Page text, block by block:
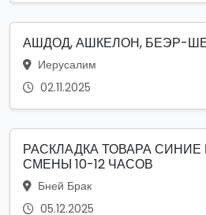
АШДОД, АШКЕЛОН, БЕЭР-
Иерусалим
02.11.2025
РАСКЛАДКА ТОВАРА
СМЕНЫ 10-12 ЧАСОВ
Бней Брак
05.12.2025